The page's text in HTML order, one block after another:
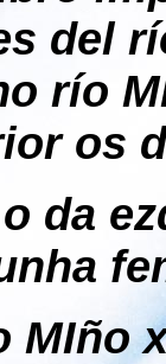
del
río
os
da
MIño